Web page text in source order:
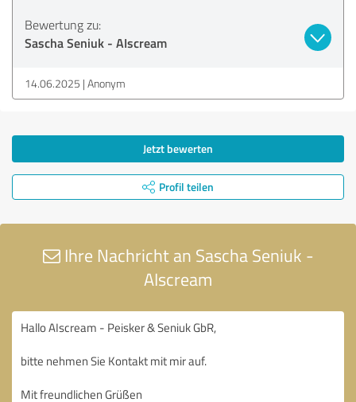
Bewertung zu:
Sascha Seniuk - AIscream
14.06.2025 Anonym
Jetzt bewerten
Profil teilen
Ihre Nachricht an Sascha Seniuk -
AIscream